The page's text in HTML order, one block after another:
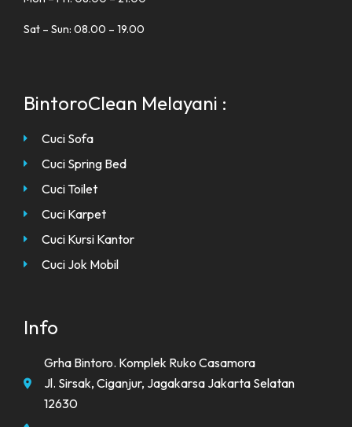
Sat – Sun: 08.00 – 19.00
BintoroClean Melayani :
Cuci Sofa
Cuci Spring Bed
Cuci Toilet
Cuci Karpet
Cuci Kursi Kantor
Cuci Jok Mobil
Info
Grha Bintoro. Komplek Ruko Casamora
Jl. Sirsak, Ciganjur, Jagakarsa Jakarta Selatan
12630